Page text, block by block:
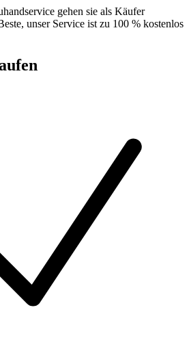
gehen sie als Käufer
unser Service ist zu 100 % kostenlos